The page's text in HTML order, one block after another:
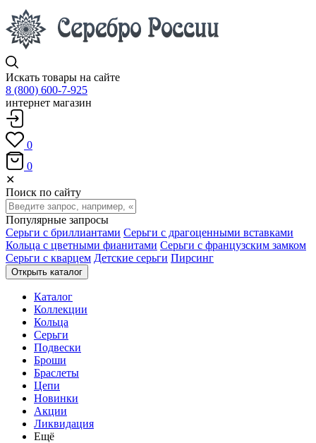
Искать товары на сайте
8 (800) 600-7-925
интернет магазин
0
0
✕
Поиск по сайту
Популярные запросы
Серьги с бриллиантами Серьги с драгоценными вставками
Кольца с цветными фианитами Серьги с французским замком
Серьги с кварцем Детские серьги Пирсинг
Открыть каталог
Каталог
Коллекции
Кольца
Серьги
Подвески
Броши
Браслеты
Цепи
Новинки
Акции
Ликвидация
Ещё